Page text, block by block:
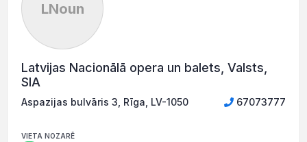
LNoun
Latvijas Nacionālā opera un balets, Valsts,
SIA
Aspazijas bulvāris 3, Rīga, LV-1050 67073777
VIETA NOZARĒ